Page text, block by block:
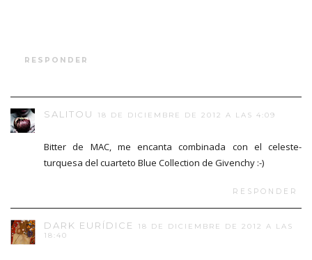
RESPONDER
SALITOU 18 DE DICIEMBRE DE 2012 A LAS 4:09
Bitter de MAC, me encanta combinada con el celeste-
turquesa del cuarteto Blue Collection de Givenchy :-)
RESPONDER
DARK EURÍDICE
18 DE DICIEMBRE DE 2012 A LAS
18:40